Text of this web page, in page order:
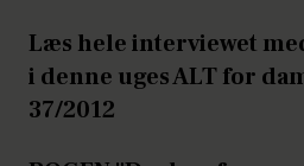
Læs hele interviewet
i denne uges ALT for
37/2012